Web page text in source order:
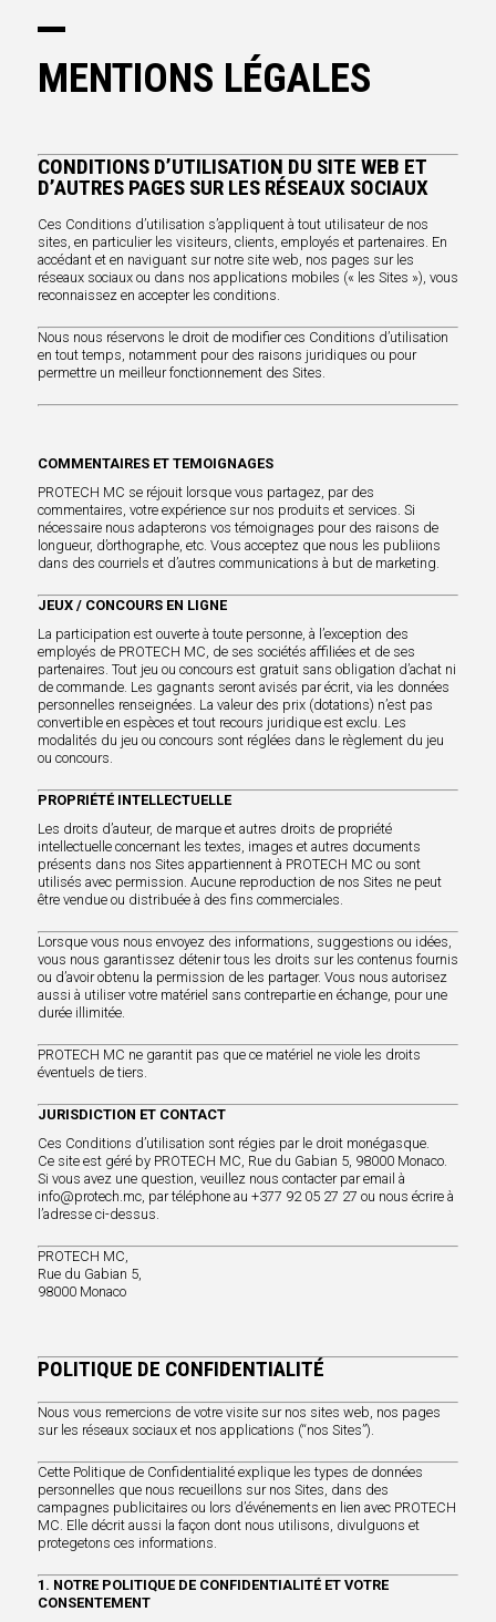
MENTIONS LÉGALES
CONDITIONS D’UTILISATION DU SITE WEB ET
D’AUTRES PAGES SUR LES RÉSEAUX SOCIAUX
Ces Conditions d’utilisation s’appliquent à tout utilisateur de nos
sites, en particulier les visiteurs, clients, employés et partenaires. En
accédant et en naviguant sur notre site web, nos pages sur les
réseaux sociaux ou dans nos applications mobiles (« les Sites »), vous
reconnaissez en accepter les conditions.
Nous nous réservons le droit de modifier ces Conditions d’utilisation
en tout temps, notamment pour des raisons juridiques ou pour
permettre un meilleur fonctionnement des Sites.
COMMENTAIRES ET TEMOIGNAGES
PROTECH MC se réjouit lorsque vous partagez, par des
commentaires, votre expérience sur nos produits et services. Si
nécessaire nous adapterons vos témoignages pour des raisons de
longueur, d’orthographe, etc. Vous acceptez que nous les publiions
dans des courriels et d’autres communications à but de marketing.
JEUX / CONCOURS EN LIGNE
La participation est ouverte à toute personne, à l’exception des
employés de PROTECH MC, de ses sociétés affiliées et de ses
partenaires. Tout jeu ou concours est gratuit sans obligation d’achat ni
de commande. Les gagnants seront avisés par écrit, via les données
personnelles renseignées. La valeur des prix (dotations) n’est pas
convertible en espèces et tout recours juridique est exclu. Les
modalités du jeu ou concours sont réglées dans le règlement du jeu
ou concours.
PROPRIÉTÉ INTELLECTUELLE
Les droits d’auteur, de marque et autres droits de propriété
intellectuelle concernant les textes, images et autres documents
présents dans nos Sites appartiennent à PROTECH MC ou sont
utilisés avec permission. Aucune reproduction de nos Sites ne peut
être vendue ou distribuée à des fins commerciales.
Lorsque vous nous envoyez des informations, suggestions ou idées,
vous nous garantissez détenir tous les droits sur les contenus fournis
ou d’avoir obtenu la permission de les partager. Vous nous autorisez
aussi à utiliser votre matériel sans contrepartie en échange, pour une
durée illimitée.
PROTECH MC ne garantit pas que ce matériel ne viole les droits
éventuels de tiers.
JURISDICTION ET CONTACT
Ces Conditions d’utilisation sont régies par le droit monégasque.
Ce site est géré by PROTECH MC, Rue du Gabian 5, 98000 Monaco.
Si vous avez une question, veuillez nous contacter par email à
info@protech.mc, par téléphone au +377 92 05 27 27 ou nous écrire à
l’adresse ci-dessus.
PROTECH MC,
Rue du Gabian 5,
98000 Monaco
POLITIQUE DE CONFIDENTIALITÉ
Nous vous remercions de votre visite sur nos sites web, nos pages
sur les réseaux sociaux et nos applications (“nos Sites”).
Cette Politique de Confidentialité explique les types de données
personnelles que nous recueillons sur nos Sites, dans des
campagnes publicitaires ou lors d’événements en lien avec PROTECH
MC. Elle décrit aussi la façon dont nous utilisons, divulguons et
protegetons ces informations.
1. NOTRE POLITIQUE DE CONFIDENTIALITÉ ET VOTRE
CONSENTEMENT